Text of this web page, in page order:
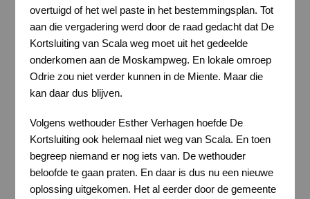
overtuigd of het wel paste in het bestemmingsplan. Tot
aan die vergadering werd door de raad gedacht dat De
Kortsluiting van Scala weg moet uit het gedeelde
onderkomen aan de Moskampweg. En lokale omroep
Odrie zou niet verder kunnen in de Miente. Maar die
kan daar dus blijven.
Volgens wethouder Esther Verhagen hoefde De
Kortsluiting ook helemaal niet weg van Scala. En toen
begreep niemand er nog iets van. De wethouder
beloofde te gaan praten. En daar is dus nu een nieuwe
oplossing uitgekomen. Het al eerder door de gemeente